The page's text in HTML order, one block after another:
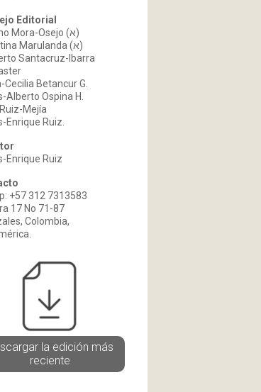
Editorial
Luciano Mora-Osejo (א)
Valentina Marulanda (א)
Santacruz-Ibarra
Cecilia Betancur G.
Alberto Ospina H.
Mejía
Enrique Ruiz.
Enrique Ruiz
+57 312 7313583
17 No 71-87
Colombia,
la edición más
reciente